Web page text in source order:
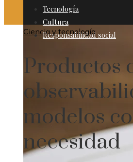
Tecnología
Cultura
Responsabilidad social
Ciencia y tecnología
Productos
modelos
necesidad